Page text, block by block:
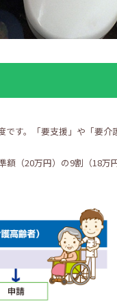
す。「要支援」や「要介
（20万円）の9割（18万円